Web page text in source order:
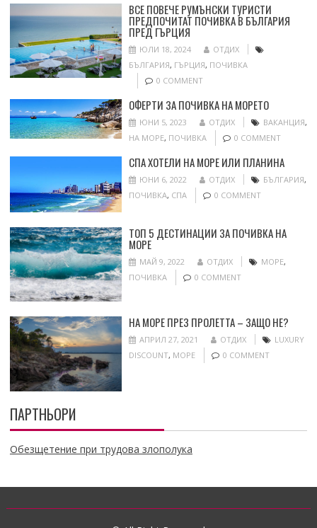
ВСЕ ПОВЕЧЕ РУМЪНСКИ ТУРИСТИ
ПРЕДПОЧИТАТ ПОЧИВКА В БЪЛГАРИЯ
ПРЕД ГЪРЦИЯ
ЮЛИ 18, 2024
ОТДИХ
БЪЛГАРИЯ, ГЪРЦИЯ, ПОЧИВКА
0 COMMENT
ОФЕРТИ ЗА ПОЧИВКА НА МОРЕТО
ЮНИ 5, 2023 ОТДИХ ВАКАНЦИЯ,
НА МОРЕ, ПОЧИВКА 0 COMMENT
СПА ХОТЕЛИ НА МОРЕ ИЛИ ПЛАНИНА
ЮНИ 6, 2022 ОТДИХ БЪЛГАРИЯ,
ПОЧИВКА, СПА 0 COMMENT
ТОП 5 ДЕСТИНАЦИИ ЗА ПОЧИВКА НА
МОРЕ
МАЙ 9, 2022 ОТДИХ МОРЕ,
ПОЧИВКА
0 COMMENT
НА МОРЕ ПРЕЗ ПРОЛЕТТА – ЗАЩО НЕ?
АПРИЛ 27, 2021 ОТДИХ
LUXURY
DISCOUNT, МОРЕ 0 COMMENT
ПАРТНЬОРИ
Обезщетение при трудова злополука